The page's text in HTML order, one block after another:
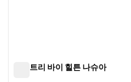
더블트리 바이 힐튼 나슈아